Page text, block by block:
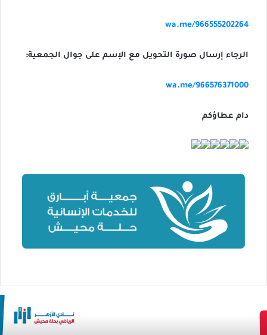
wa.me/966555202264
الرجاء إرسال صورة التحويل مع الإسم على جوال الجمعية:
wa.me/966576371000
دام عطاؤكم